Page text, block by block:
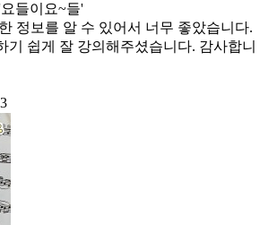
들이요~들'
정보를 알 수 있어서 너무 좋았습니다.
기 쉽게 잘 강의해주셨습니다. 감사합니